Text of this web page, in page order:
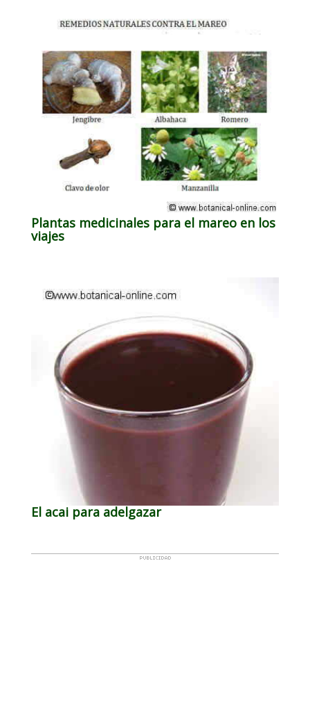
Plantas medicinales para el mareo en los
viajes
El acai para adelgazar